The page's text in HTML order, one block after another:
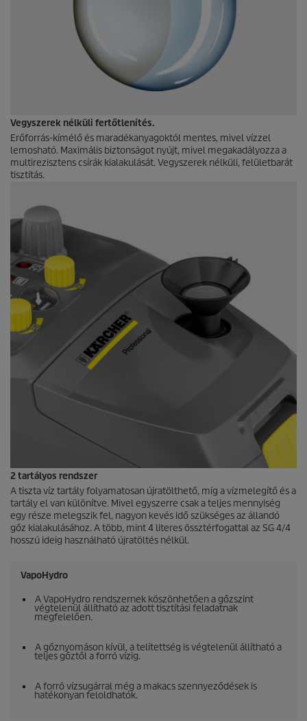
Vegyszerek nélküli fertőtlenítés.
Erőforrás-kímélő és maradékanyagoktól mentes, mivel vízzel
lemosható. Maximális biztonságot nyújt, mivel megakadályozza a
multirezisztens csírák kialakulását. Vegyszerek nélküli, felületbarát
tisztítás.
2 tartályos rendszer
A tiszta víz tartály folyamatosan újratölthető, míg a vízmelegítő és a
tartály el van különítve. Mivel egyszerre csak a teljes mennyiség
egy része melegszik fel, nagyon kevés idő szükséges az állandó
gőz kialakulásához. A több, mint 4 literes össztérfogattal az SG 4/4
hosszú ideig használható újratöltés nélkül.
VapoHydro
AVapoHydro rendszernek köszönhetően a gőzszint
végtelenül állítható az adott tisztítási feladatnak
megfelelően.
A gőznyomáson kívül, a telítettség is végtelenül állítható a
teljes gőztől a forró vízig.
A forró vízsugárral még a makacs szennyeződések is
hatékonyan feloldhatók.